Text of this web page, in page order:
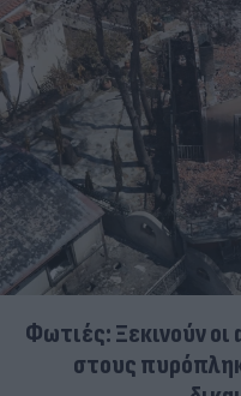
Φωτιές: Ξεκινούν οι
στους